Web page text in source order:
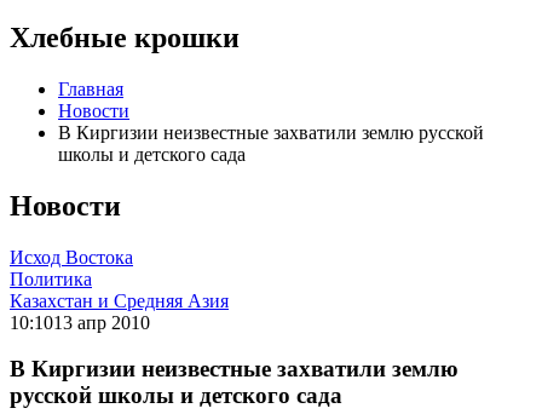
Хлебные крошки
Главная
Новости
В Киргизии неизвестные захватили землю русской
школы и детского сада
Новости
Исход Востока
Политика
Казахстан и Средняя Азия
10:1013 апр 2010
В Киргизии неизвестные захватили землю
русской школы и детского сада